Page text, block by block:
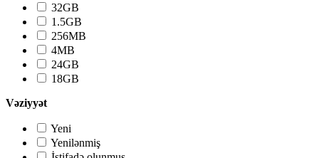
32GB
1.5GB
256MB
4MB
24GB
18GB
Vəziyyət
Yeni
Yenilənmiş